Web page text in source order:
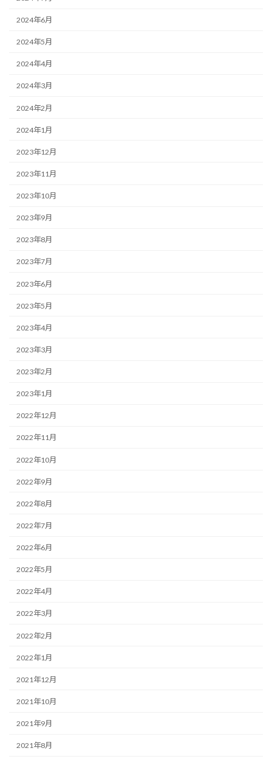
2024年6月
2024年5月
2024年4月
2024年3月
2024年2月
2024年1月
2023年12月
2023年11月
2023年10月
2023年9月
2023年8月
2023年7月
2023年6月
2023年5月
2023年4月
2023年3月
2023年2月
2023年1月
2022年12月
2022年11月
2022年10月
2022年9月
2022年8月
2022年7月
2022年6月
2022年5月
2022年4月
2022年3月
2022年2月
2022年1月
2021年12月
2021年10月
2021年9月
2021年8月